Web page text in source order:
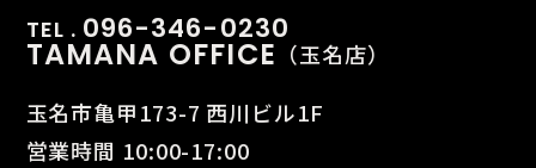
TEL . 096-346-0230
TAMANA OFFICE （玉名店）
玉名市亀甲173-7 西川ビル1F
営業時間 10:00-17:00